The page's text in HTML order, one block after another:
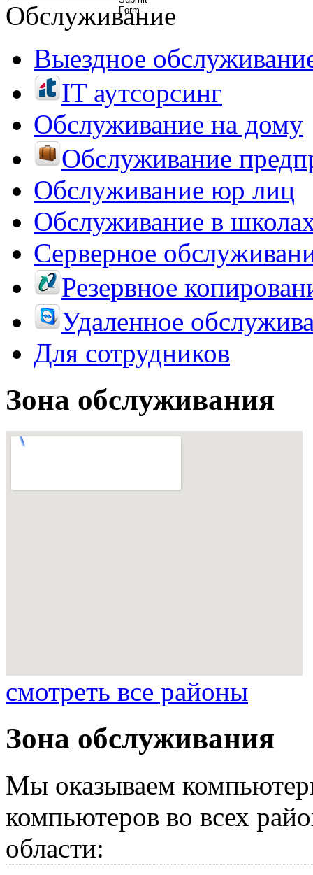
Обслуживание
Выездное
IT аутсорсинг
Обслуживание на дому
Обслуживание
Обслуживание юр лиц
Обслуживание в
Серверное
Резервное
Удаленное
Для сотрудников
Зона обслуживания
смотреть все районы
Зона обслуживания
Мы оказываем
компьютеров во всех
области: